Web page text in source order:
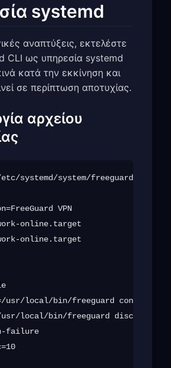
systemd
αναπτύξεις, εκτελέστε
CLI ως υπηρεσία systemd
κατά την εκκίνηση και
σε περίπτωση αποτυχίας.
αρχείου
systemd/system/freeguard.service
VPN
online.target
online.target
usr/local/bin/freeguard connect
usr/local/bin/freeguard disconnect
failure